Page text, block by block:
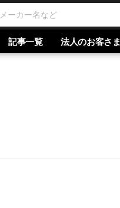
記事一覧 法人のお客さま